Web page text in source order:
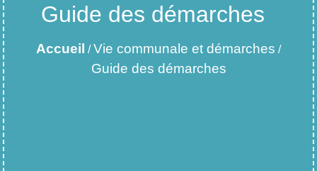
Guide des démarches
Accueil /Vie communale et démarches /
Guide des démarches